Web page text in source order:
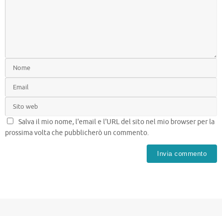
Salva il mio nome, l'email e l'URL del sito nel mio browser per la
prossima volta che pubblicherò un commento.